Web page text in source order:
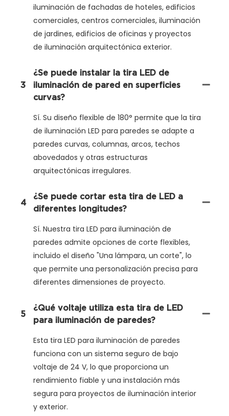
iluminación de fachadas de hoteles, edificios
comerciales, centros comerciales, iluminación
de jardines, edificios de oficinas y proyectos
de iluminación arquitectónica exterior.
3
¿Se puede instalar la tira LED de
iluminación de pared en superficies
curvas?
Sí. Su diseño flexible de 180° permite que la tira
de iluminación LED para paredes se adapte a
paredes curvas, columnas, arcos, techos
abovedados y otras estructuras
arquitectónicas irregulares.
4
¿Se puede cortar esta tira de LED a
diferentes longitudes?
Sí. Nuestra tira LED para iluminación de
paredes admite opciones de corte flexibles,
incluido el diseño "Una lámpara, un corte", lo
que permite una personalización precisa para
diferentes dimensiones de proyecto.
5
¿Qué voltaje utiliza esta tira de LED
para iluminación de paredes?
Esta tira LED para iluminación de paredes
funciona con un sistema seguro de bajo
voltaje de 24 V, lo que proporciona un
rendimiento fiable y una instalación más
segura para proyectos de iluminación interior
y exterior.